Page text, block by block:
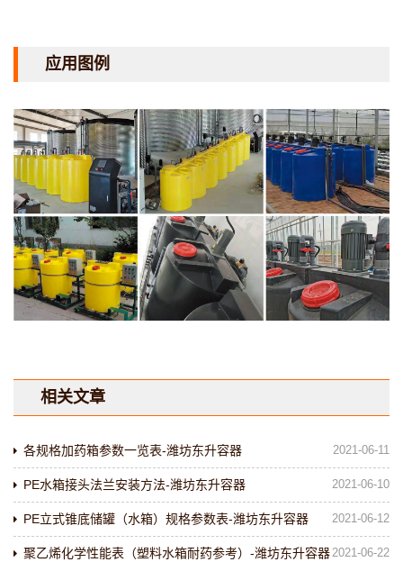
应用图例
相关文章
2021-06-11
各规格加药箱参数一览表-潍坊东升容器
2021-06-10
PE水箱接头法兰安装方法-潍坊东升容器
2021-06-12
PE立式锥底储罐（水箱）规格参数表-潍坊东升容器
2021-06-22
聚乙烯化学性能表（塑料水箱耐药参考）-潍坊东升容器